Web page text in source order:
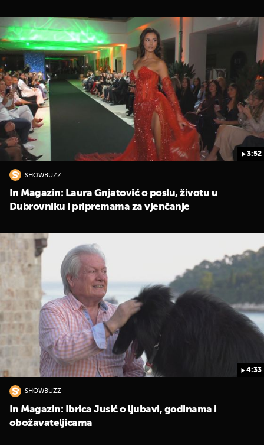
3:52
SHOWBUZZ
In Magazin: Laura Gnjatović o poslu, životu u
Dubrovniku i pripremama za vjenčanje
4:33
SHOWBUZZ
In Magazin: Ibrica Jusić o ljubavi, godinama i
obožavateljicama